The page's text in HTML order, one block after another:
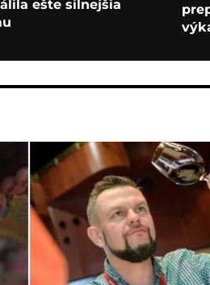
ešte silnejšia